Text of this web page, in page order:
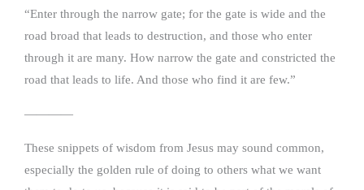
“Enter through the narrow gate; for the gate is wide and the
road broad that leads to destruction, and those who enter
through it are many. How narrow the gate and constricted the
road that leads to life. And those who find it are few.”
————
These snippets of wisdom from Jesus may sound common,
especially the golden rule of doing to others what we want